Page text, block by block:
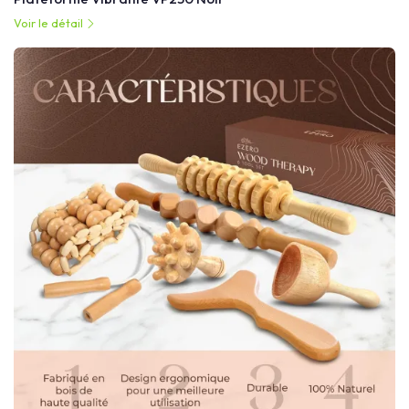
Voir le détail